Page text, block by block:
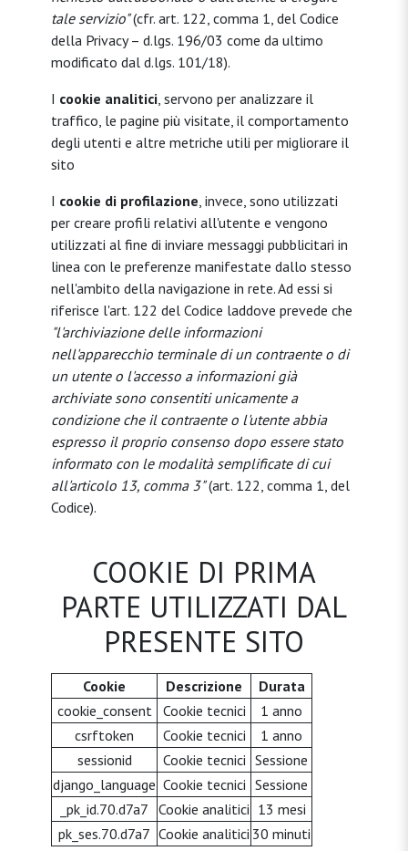
tale servizio"(cfr. art. 122, comma 1, del Codice
della Privacy – d.lgs. 196/03 come da ultimo
modificato dal d.lgs. 101/18).
I cookie analitici, servono per analizzare il
traffico, le pagine più visitate, il comportamento
degli utenti e altre metriche utili per migliorare il
sito
I cookie di profilazione, invece, sono utilizzati
per creare profili relativi all'utente e vengono
utilizzati al fine di inviare messaggi pubblicitari in
linea con le preferenze manifestate dallo stesso
nell'ambito della navigazione in rete. Ad essi si
riferisce l'art. 122 del Codice laddove prevede che
"l'archiviazione delle informazioni
nell'apparecchio terminale di un contraente o di
un utente o l'accesso a informazioni già
archiviate sono consentiti unicamente a
condizione che il contraente o l'utente abbia
espresso il proprio consenso dopo essere stato
informato con le modalità semplificate di cui
all'articolo 13, comma 3"(art. 122, comma 1, del
Codice).
COOKIE DI PRIMA
PARTE UTILIZZATI DAL
PRESENTE SITO
Cookie Descrizione
Durata
cookie_consent
Cookie tecnici
1 anno
csrftoken
Cookie tecnici
1 anno
sessionid
Cookie tecnici Sessione
django_language Cookie tecnici Sessione
_pk_id.70.d7a7 Cookie analitici 13 mesi
pk_ses.70.d7a7 Cookie analitici 30 minuti